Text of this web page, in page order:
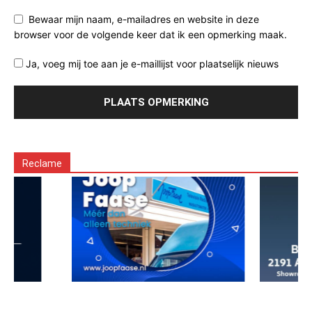
Bewaar mijn naam, e-mailadres en website in deze
browser voor de volgende keer dat ik een opmerking maak.
Ja, voeg mij toe aan je e-maillijst voor plaatselijk nieuws
Reclame